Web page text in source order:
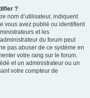
?
nom d’utilisateur, indiquent
vous avez publié ou identifient
et les
du forum peut
pas abuser de ce système en
votre rang sur le forum.
et un administrateur ou un
votre compteur de